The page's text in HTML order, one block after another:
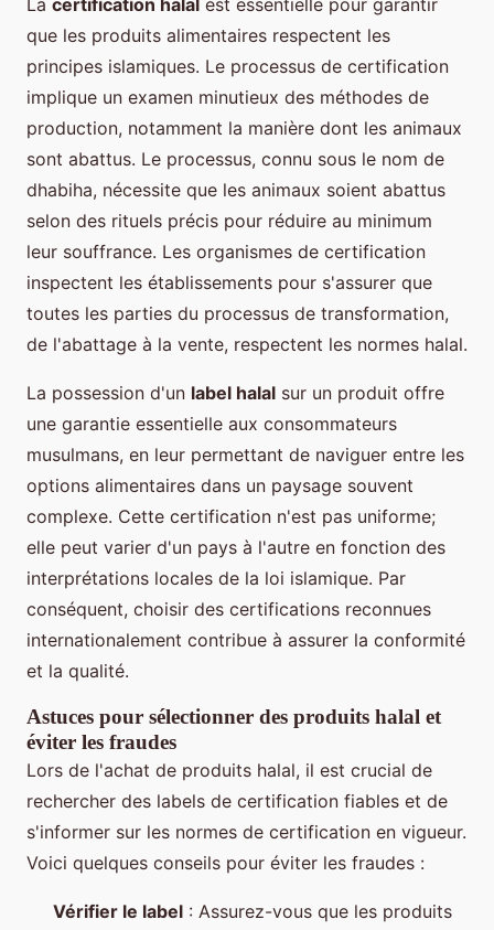
La certification halal est essentielle pour garantir
que les produits alimentaires respectent les
principes islamiques. Le processus de certification
implique un examen minutieux des méthodes de
production, notamment la manière dont les animaux
sont abattus. Le processus, connu sous le nom de
dhabiha, nécessite que les animaux soient abattus
selon des rituels précis pour réduire au minimum
leur souffrance. Les organismes de certification
inspectent les établissements pour s'assurer que
toutes les parties du processus de transformation,
de l'abattage à la vente, respectent les normes halal.
La possession d'un label halal sur un produit offre
une garantie essentielle aux consommateurs
musulmans, en leur permettant de naviguer entre les
options alimentaires dans un paysage souvent
complexe. Cette certification n'est pas uniforme;
elle peut varier d'un pays à l'autre en fonction des
interprétations locales de la loi islamique. Par
conséquent, choisir des certifications reconnues
internationalement contribue à assurer la conformité
et la qualité.
Astuces pour sélectionner des produits halal et
éviter les fraudes
Lors de l'achat de produits halal, il est crucial de
rechercher des labels de certification fiables et de
s'informer sur les normes de certification en vigueur.
Voici quelques conseils pour éviter les fraudes :
Vérifier le label : Assurez-vous que les produits